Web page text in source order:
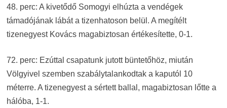
48. perc: A kivetődő Somogyi elhúzta a vendégek
támadójának lábát a tizenhatoson belül. A megítélt
tizenegyest Kovács magabiztosan értékesítette, 0-1.
72. perc: Ezúttal csapatunk jutott büntetőhöz, miután
Völgyivel szemben szabálytalankodtak a kaputól 10
méterre. A tizenegyest a sértett ballal, magabiztosan lőtte a
hálóba, 1-1.